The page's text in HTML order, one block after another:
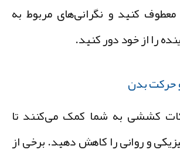
کنید و نگرانی‌های مربوط به
را از خود دور کنید.
کششی به شما کمک می‌کنند تا
و روانی را کاهش دهید. برخی از